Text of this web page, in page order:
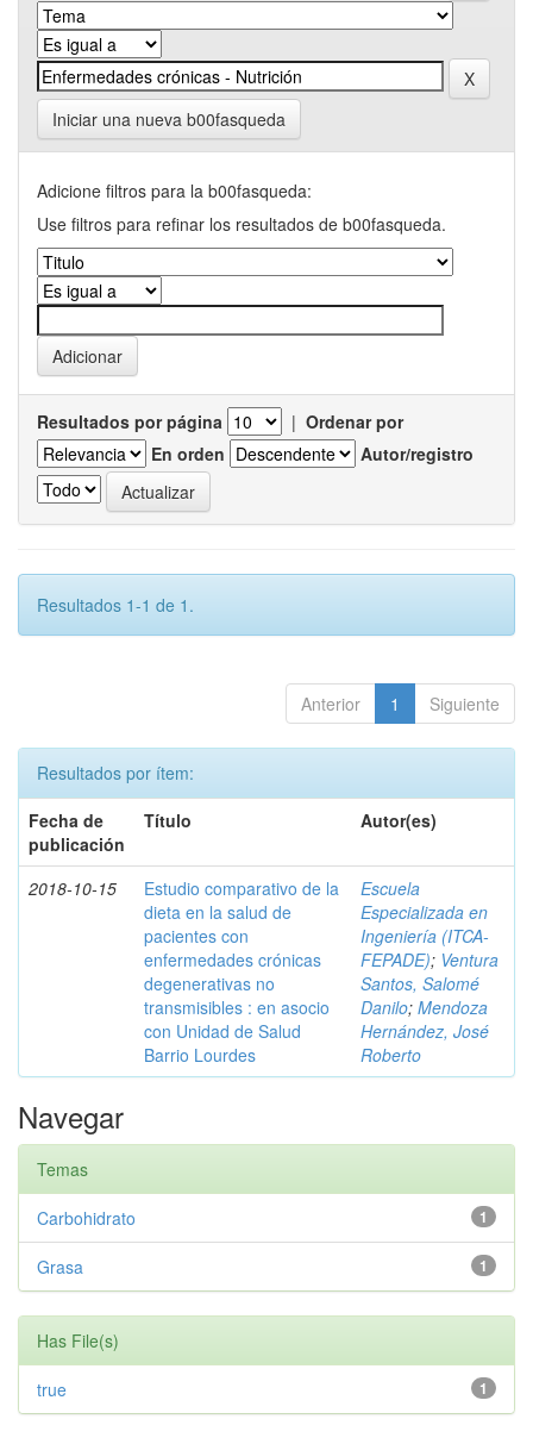
Iniciar una nueva b00fasqueda
Adicione filtros para la b00fasqueda:
Use filtros para refinar los resultados de b00fasqueda.
Resultados por página | Ordenar por
En orden
Autor/registro
Resultados 1-1 de 1.
Anterior 1 Siguiente
Resultados por ítem:
Fecha de
publicación
Título Autor(es)
2018-10-15
Estudio comparativo de la
dieta en la salud de
pacientes con
enfermedades crónicas
degenerativas no
transmisibles : en asocio
con Unidad de Salud
Barrio Lourdes
Escuela
Especializada en
Ingeniería (ITCA-
FEPADE); Ventura
Santos, Salomé
Danilo; Mendoza
Hernández, José
Roberto
Navegar
Temas
1
Carbohidrato
1
Grasa
Has File(s)
1
true